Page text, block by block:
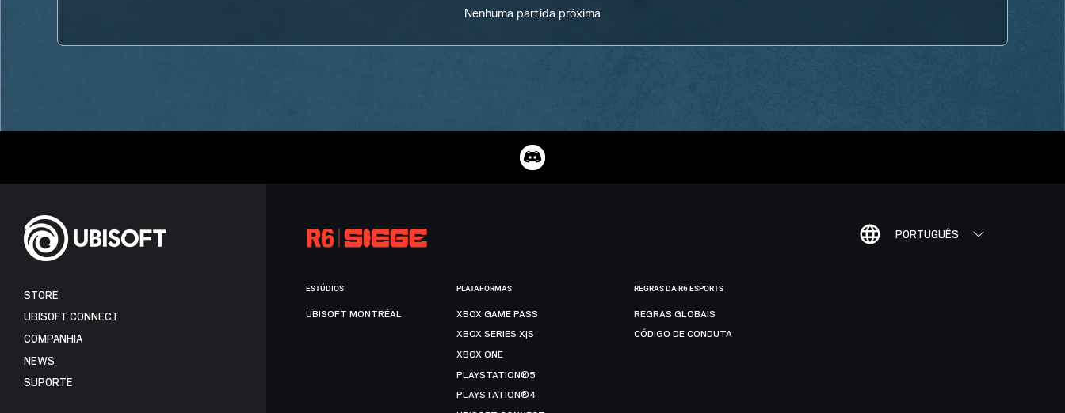
Nenhuma partida próxima
PORTUGUÊS
STORE
UBISOFT CONNECT
COMPANHIA
NEWS
SUPORTE
ESTÚDIOS
UBISOFT MONTRÉAL
PLATAFORMAS
XBOX GAME PASS
XBOX SERIES X|S
XBOX ONE
PLAYSTATION®5
PLAYSTATION®4
REGRAS DA R6 ESPORTS
REGRAS GLOBAIS
CÓDIGO DE CONDUTA